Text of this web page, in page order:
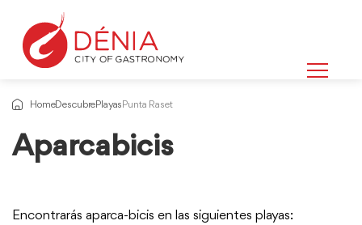
HomeDescubrePlayas Punta Raset
Aparcabicis
Encontrarás aparca-bicis en las siguientes playas: